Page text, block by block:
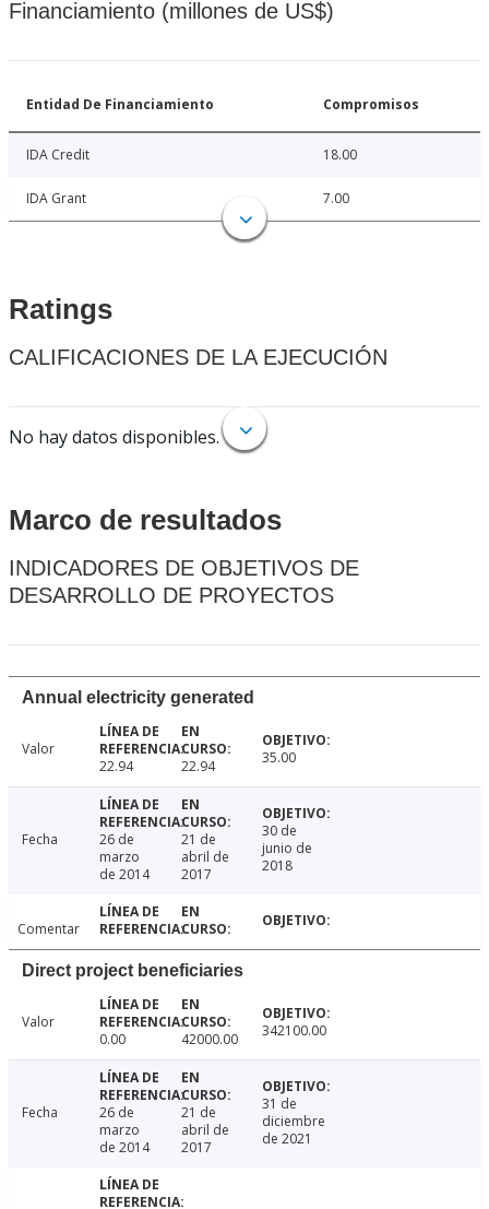
Financiamiento (millones de US$)
Entidad De Financiamiento Compromisos
IDA Credit 18.00
IDA Grant 7.00
Ratings
CALIFICACIONES DE LA EJECUCIÓN
No hay datos disponibles.
Marco de resultados
INDICADORES DE OBJETIVOS DE
DESARROLLO DE PROYECTOS
Annual electricity generated
Valor
22.94
22.94 35.00
Fecha
26 de
marzo
de 2014
21 de
abril de
2017
30 de
junio de
2018
Comentar
Direct project beneficiaries
Valor
0.00
42000.00 342100.00
Fecha
26 de
marzo
de 2014
21 de
abril de
2017
31 de
diciembre
de 2021